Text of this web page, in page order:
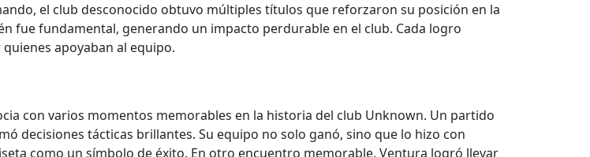
el club desconocido obtuvo múltiples títulos que reforzaron su posición en la
fue fundamental, generando un impacto perdurable en el club. Cada logro
apoyaban al equipo.
con varios momentos memorables en la historia del club Unknown. Un partido
decisiones tácticas brillantes. Su equipo no solo ganó, sino que lo hizo con
como un símbolo de éxito. En otro encuentro memorable, Ventura logró llevar